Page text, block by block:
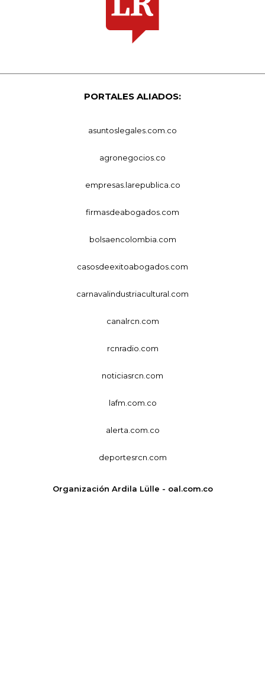
PORTALES ALIADOS:
asuntoslegales.com.co
agronegocios.co
empresas.larepublica.co
firmasdeabogados.com
bolsaencolombia.com
casosdeexitoabogados.com
carnavalindustriacultural.com
canalrcn.com
rcnradio.com
noticiasrcn.com
lafm.com.co
alerta.com.co
deportesrcn.com
Organización Ardila Lülle - oal.com.co